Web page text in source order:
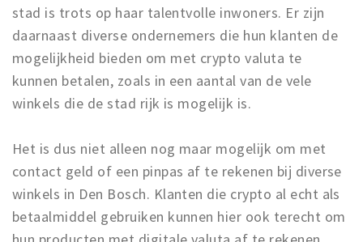
stad is trots op haar talentvolle inwoners. Er zijn
daarnaast diverse ondernemers die hun klanten de
mogelijkheid bieden om met crypto valuta te
kunnen betalen, zoals in een aantal van de vele
winkels die de stad rijk is mogelijk is.
Het is dus niet alleen nog maar mogelijk om met
contact geld of een pinpas af te rekenen bij diverse
winkels in Den Bosch. Klanten die crypto al echt als
betaalmiddel gebruiken kunnen hier ook terecht om